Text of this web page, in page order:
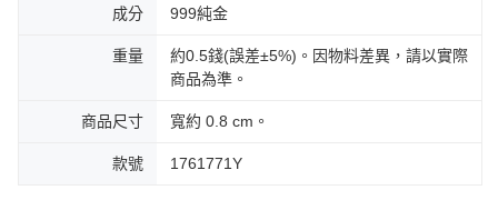
成分 999純金
重量
約0.5錢(誤差±5%)。因物料差異，請以實際
商品為準。
商品尺寸 寬約 0.8 cm。
款號 1761771Y